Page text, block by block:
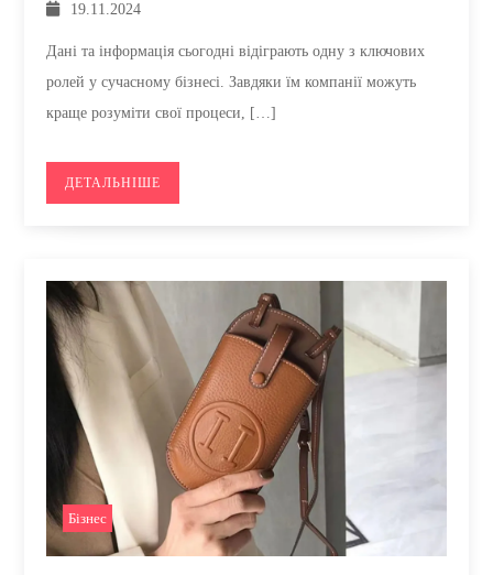
19.11.2024
Дані та інформація сьогодні відіграють одну з ключових
ролей у сучасному бізнесі. Завдяки їм компанії можуть
краще розуміти свої процеси, […]
ДЕТАЛЬНІШЕ
Бізнес